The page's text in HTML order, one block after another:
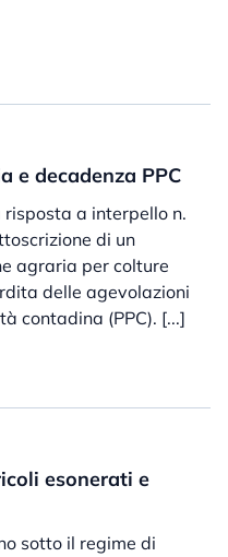
e decadenza PPC
risposta a interpello n.
di un
agraria per colture
delle agevolazioni
contadina (PPC). [...]
esonerati e
sotto il regime di